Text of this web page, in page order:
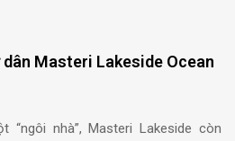
dân Masteri Lakeside Ocean
“ngôi nhà”, Masteri Lakeside còn